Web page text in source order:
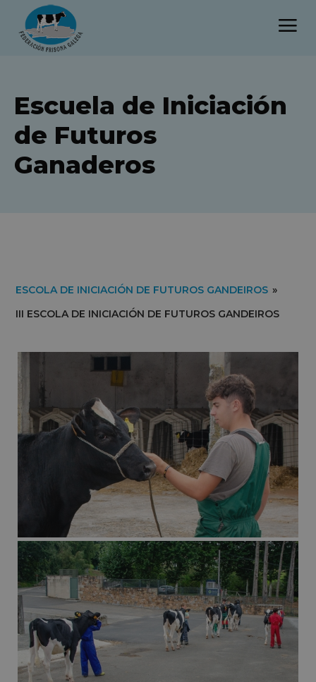
Escuela de Iniciación
de Futuros
Ganaderos
ESCOLA DE INICIACIÓN DE FUTUROS GANDEIROS »
III ESCOLA DE INICIACIÓN DE FUTUROS GANDEIROS